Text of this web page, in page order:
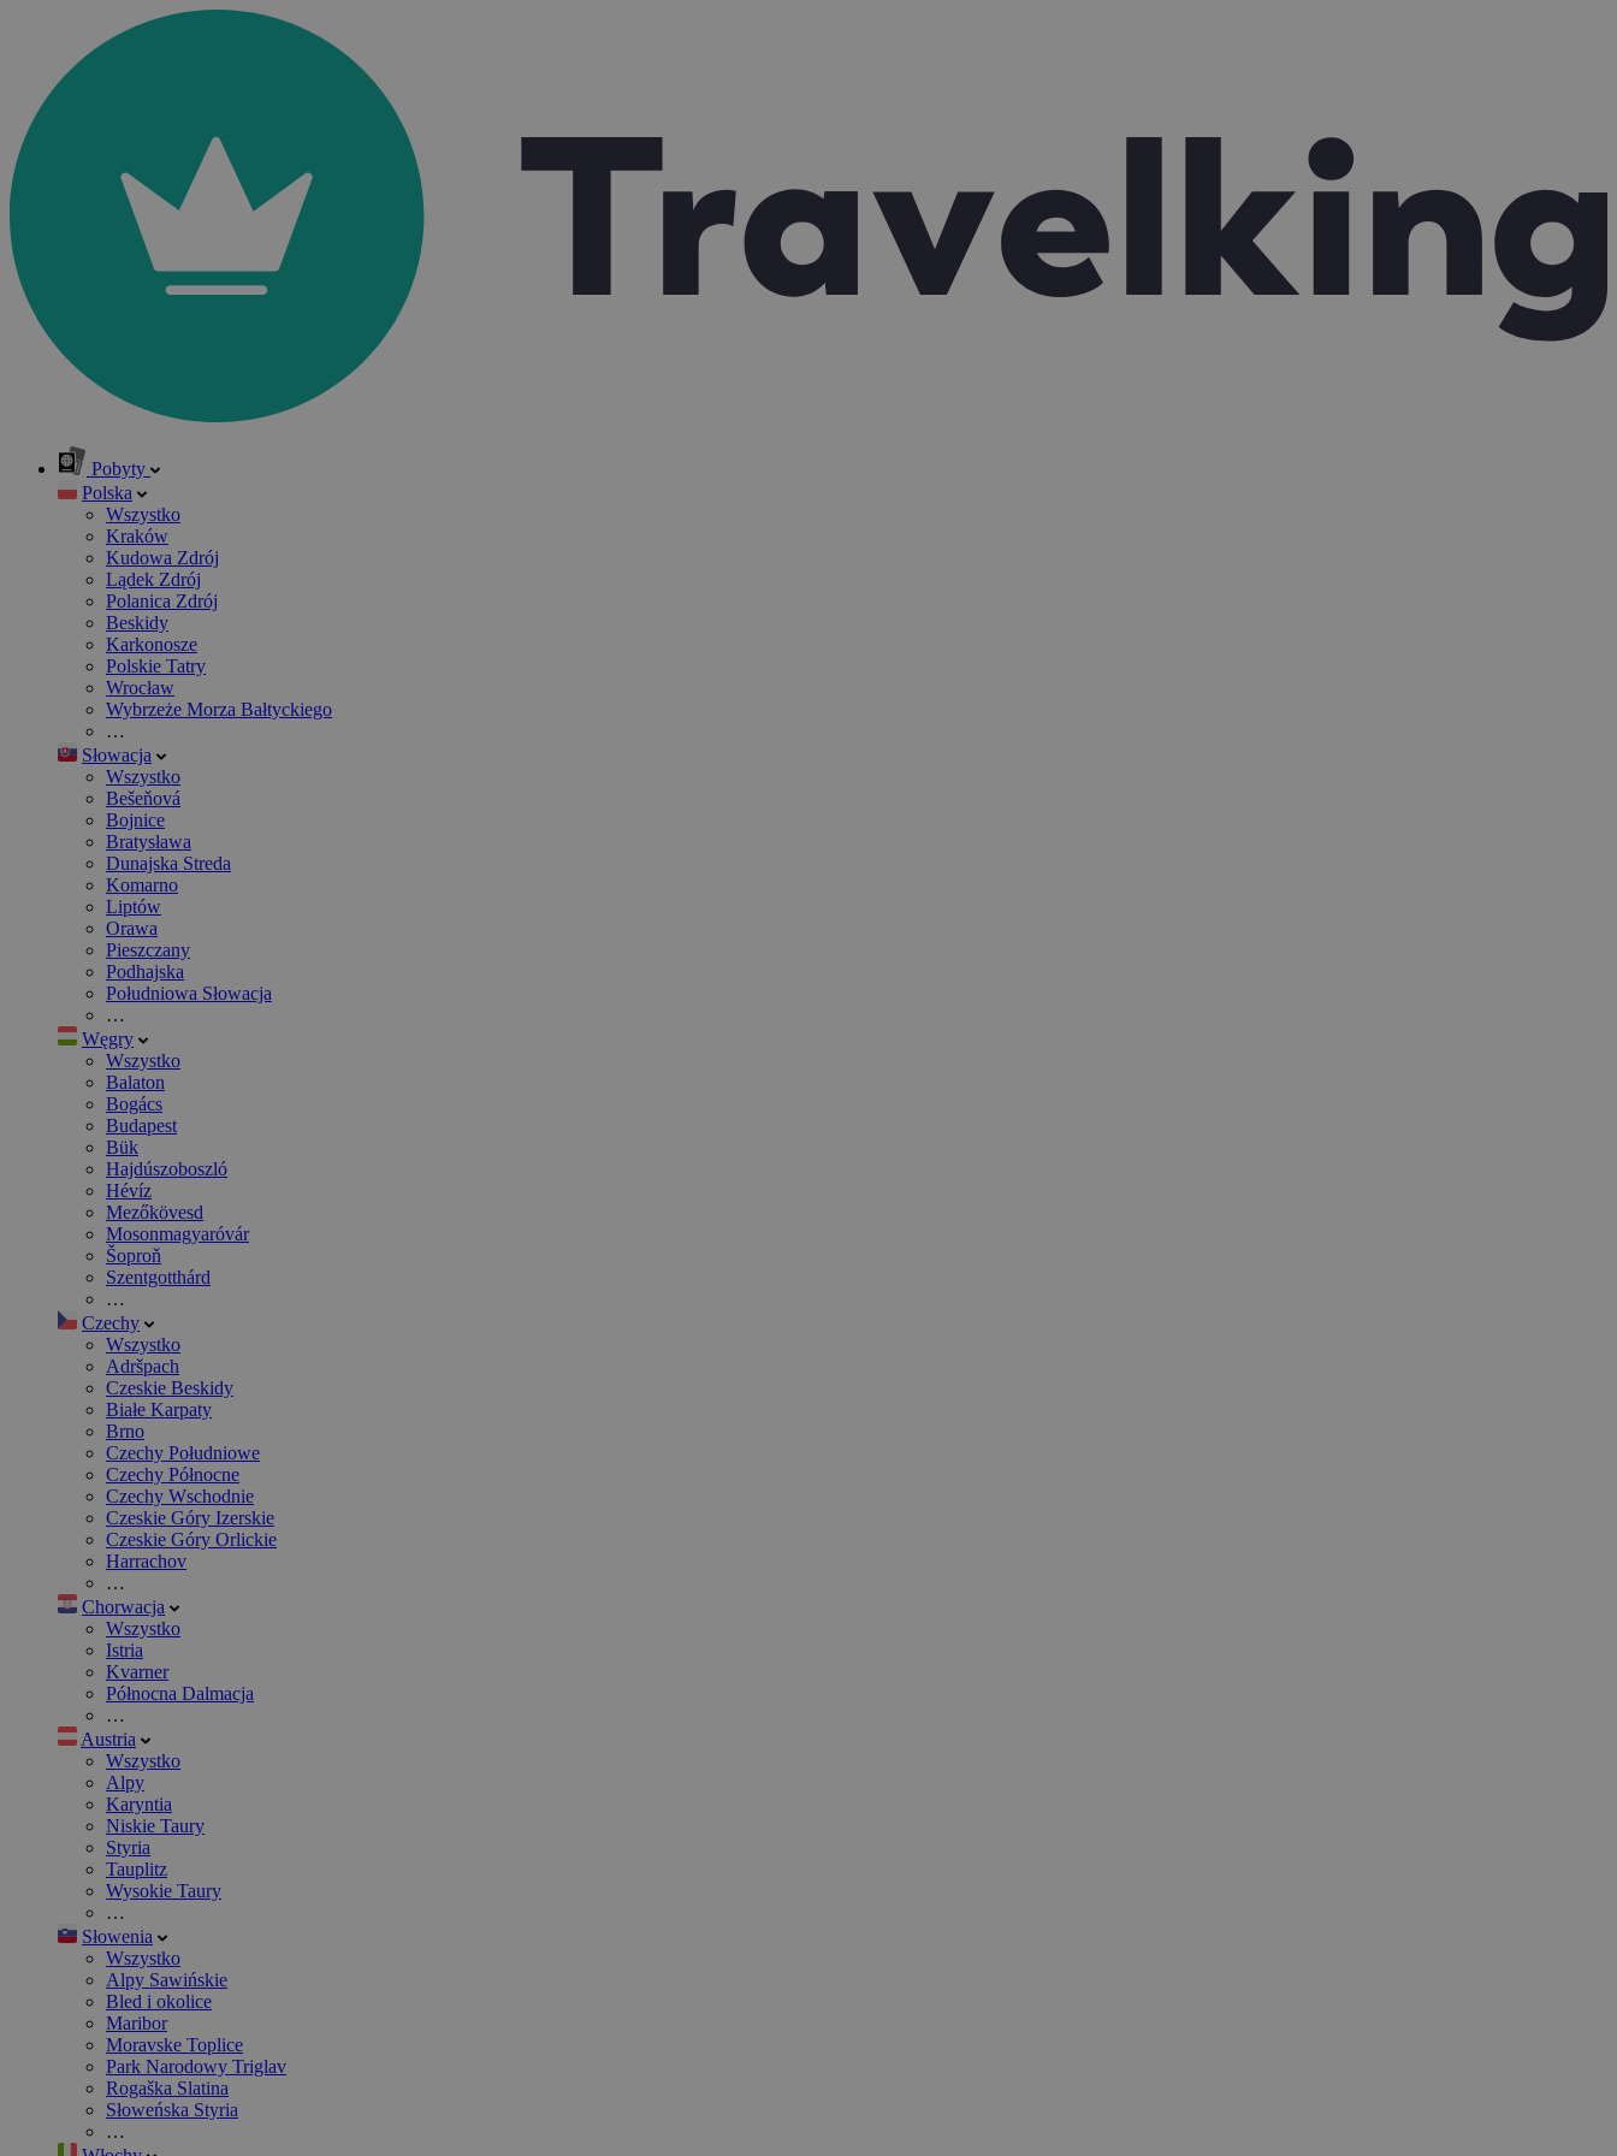
Pobyty
Polska
Wszystko
Kraków
Kudowa Zdrój
Lądek Zdrój
Polanica Zdrój
Beskidy
Karkonosze
Polskie Tatry
Wrocław
Wybrzeże Morza Bałtyckiego
…
Słowacja
Wszystko
Bešeňová
Bojnice
Bratysława
Dunajska Streda
Komarno
Liptów
Orawa
Pieszczany
Podhajska
Południowa Słowacja
…
Węgry
Wszystko
Balaton
Bogács
Budapest
Bük
Hajdúszoboszló
Hévíz
Mezőkövesd
Mosonmagyaróvár
Šoproň
Szentgotthárd
…
Czechy
Wszystko
Adršpach
Czeskie Beskidy
Białe Karpaty
Brno
Czechy Południowe
Czechy Północne
Czechy Wschodnie
Czeskie Góry Izerskie
Czeskie Góry Orlickie
Harrachov
…
Chorwacja
Wszystko
Istria
Kvarner
Północna Dalmacja
…
Austria
Wszystko
Alpy
Karyntia
Niskie Taury
Styria
Tauplitz
Wysokie Taury
…
Słowenia
Wszystko
Alpy Sawińskie
Bled i okolice
Maribor
Moravske Toplice
Park Narodowy Triglav
Rogaška Slatina
Słoweńska Styria
…